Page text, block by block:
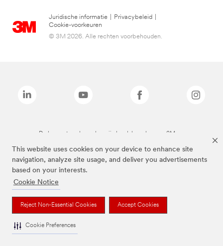
This website uses cookies on your device to enhance site
navigation, analyze site usage, and deliver you advertisements
based on your interests.
Cookie Notice
Reject Non-Essential Cookies Accept Cookies
Cookie Preferences
Juridische informatie Privacybeleid
Cookie-voorkeuren
© 3M 2026. Alle rechten voorbehouden.
De bovenstaande merken zijn handelsmerken van 3M.we